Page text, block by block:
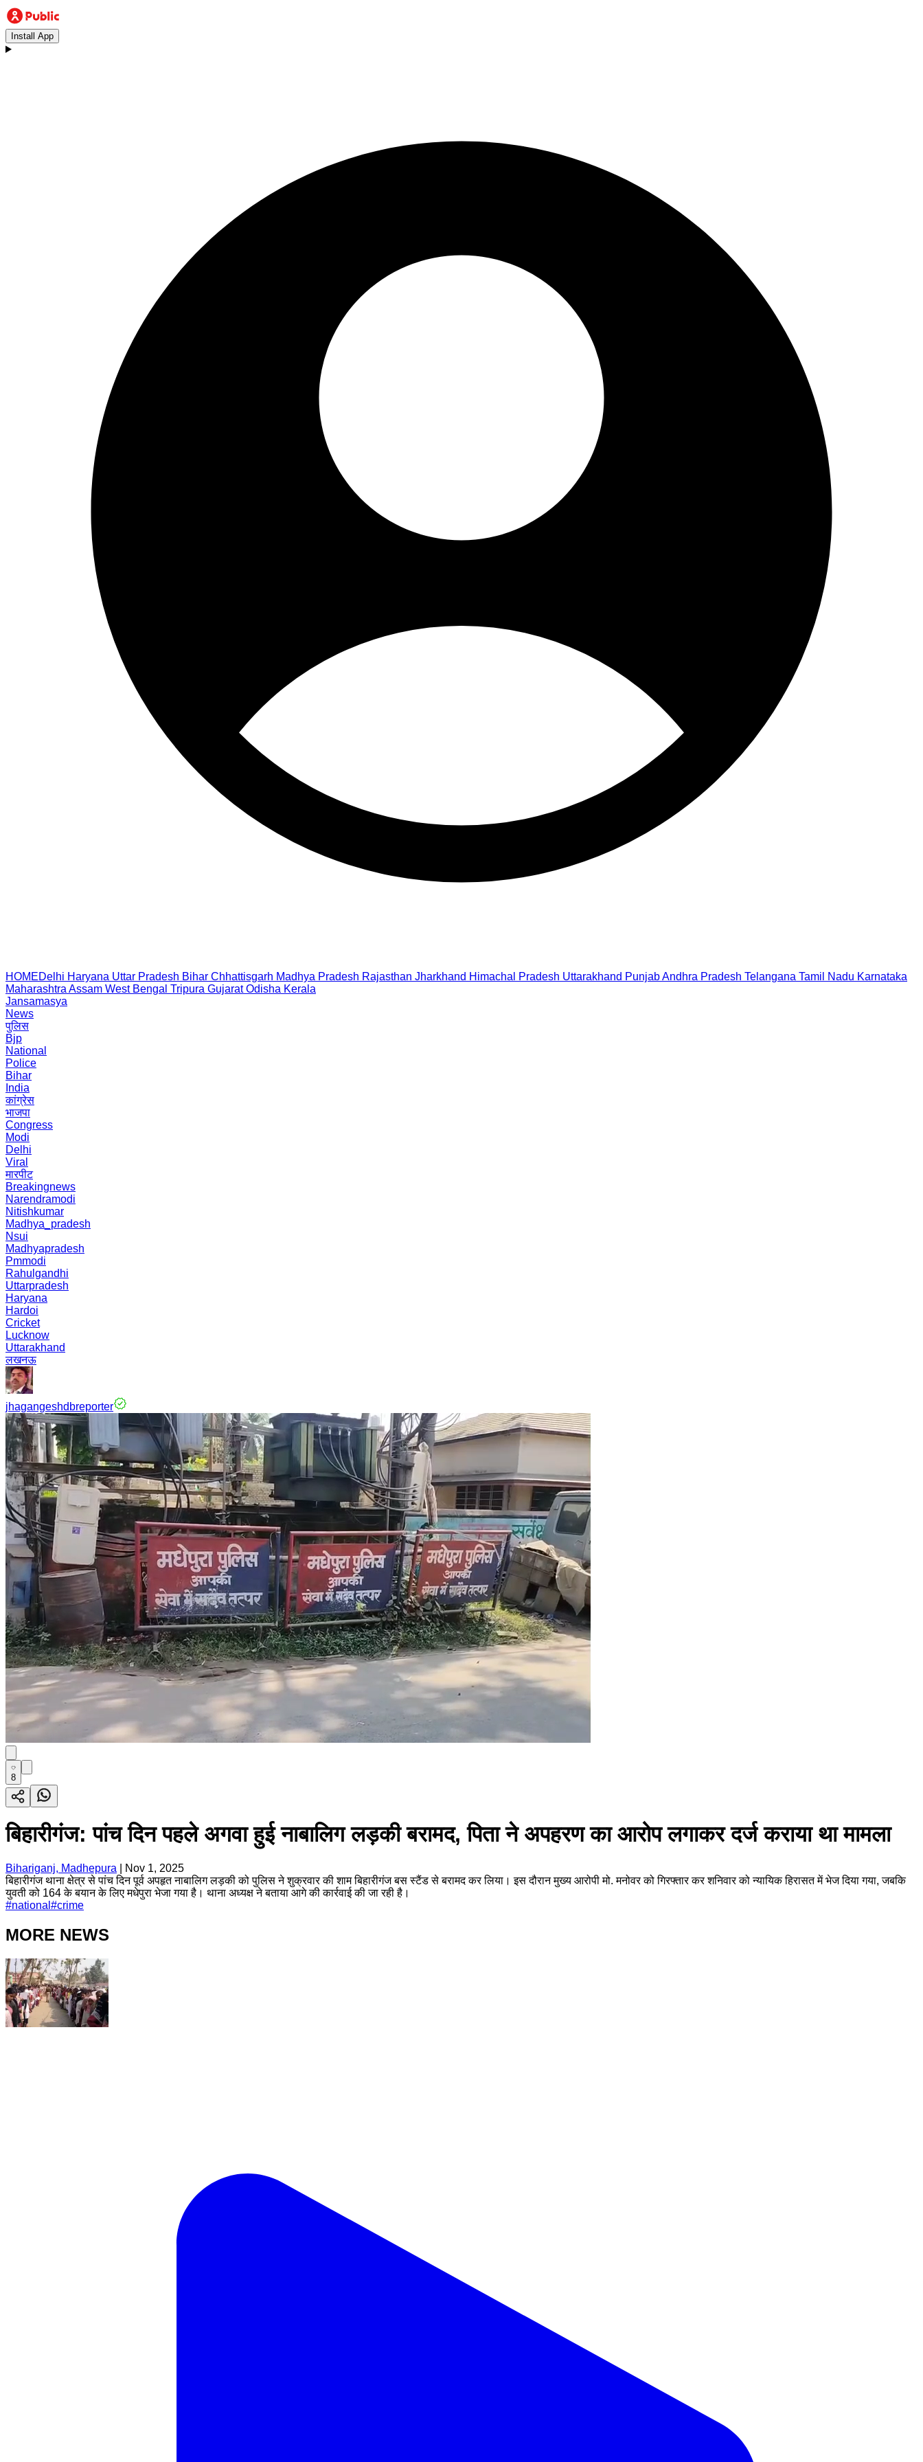
Install App
HOMEDelhi Haryana Uttar Pradesh Bihar Chhattisgarh Madhya Pradesh Rajasthan Jharkhand Himachal Pradesh Uttarakhand PunjabAndhra Pradesh Telangana Tamil Nadu Karnataka
Maharashtra Assam West Bengal Tripura Gujarat Odisha Kerala
Jansamasya
News
पुलिस
Bjp
National
Police
Bihar
India
कांग्रेस
भाजपा
Congress
Modi
Delhi
Viral
मारपीट
Breakingnews
Narendramodi
Nitishkumar
Madhya_pradesh
Nsui
Madhyapradesh
Pmmodi
Rahulgandhi
Uttarpradesh
Haryana
Hardoi
Cricket
Lucknow
Uttarakhand
लखनऊ
jhagangeshdbreporter
8
बिहारीगंज: पांच दिन पहले अगवा हुई नाबालिग लड़की बरामद, पिता ने अपहरण का आरोप लगाकर दर्ज कराया था मामला
Bihariganj, Madhepura
Nov 1, 2025
बिहारीगंज थाना क्षेत्र से पांच दिन पूर्व अपहृत नाबालिग लड़की को पुलिस ने शुक्रवार की शाम बिहारीगंज बस स्टैंड से बरामद कर लिया। इस दौरान मुख्य आरोपी मो. मनोवर को गिरफ्तार कर शनिवार को न्यायिक हिरासत में भेज दिया गया, जबकि
युवती को 164 के बयान के लिए मधेपुरा भेजा गया है। थाना अध्यक्ष ने बताया आगे की कार्रवाई की जा रही है।
#national #crime
MORE NEWS